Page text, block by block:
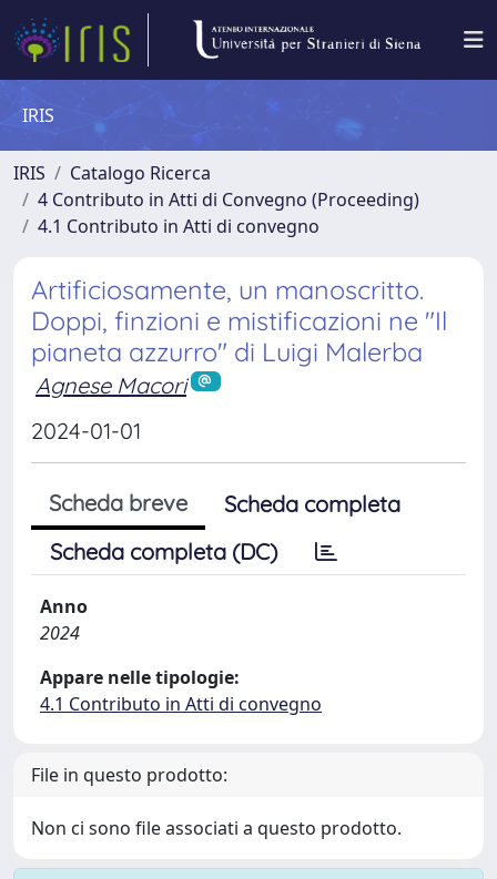
IRIS
IRIS
Catalogo Ricerca
4 Contributo in Atti di Convegno (Proceeding)
4.1 Contributo in Atti di convegno
Artificiosamente, un manoscritto.
Doppi, finzioni e mistificazioni ne "Il
pianeta azzurro" di Luigi Malerba
Agnese Macori
2024-01-01
Scheda breve
Scheda completa
Scheda completa (DC)
Anno
2024
Appare nelle tipologie:
4.1 Contributo in Atti di convegno
File in questo prodotto:
Non ci sono file associati a questo prodotto.